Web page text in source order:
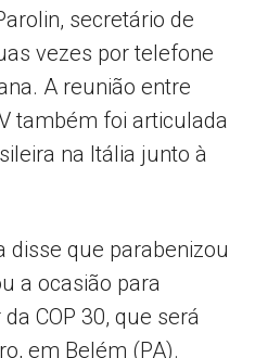
secretário de
vezes por telefone
A reunião entre
também foi articulada
na Itália junto à
disse que parabenizou
a ocasião para
COP 30, que será
em Belém (PA).